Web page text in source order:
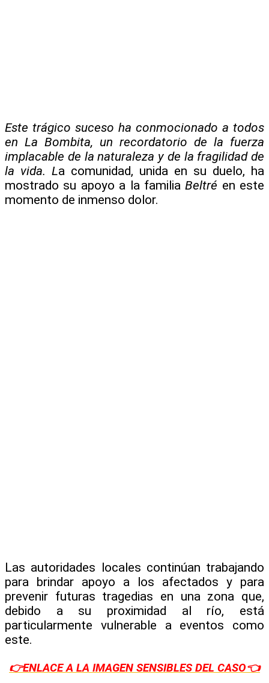
Este trágico suceso ha conmocionado a todos
en La Bombita, un recordatorio de la fuerza
implacable de la naturaleza y de la fragilidad de
la vida. La comunidad, unida en su duelo, ha
mostrado su apoyo a la familiaBeltré en este
momento de inmenso dolor.
Las autoridades locales continúan trabajando
para brindar apoyo a los afectados y para
prevenir futuras tragedias en una zona que,
debido a su proximidad al río, está
particularmente vulnerable a eventos como
este.
👉ENLACE A LA IMAGEN SENSIBLES DEL CASO👈